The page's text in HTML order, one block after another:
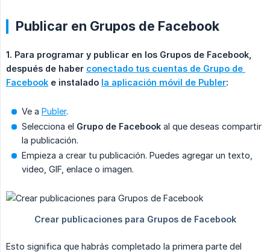
Publicar en Grupos de Facebook
1. Para programar y publicar en los Grupos de Facebook,
después de haber conectado tus cuentas de Grupo de
Facebook e instalado la aplicación móvil de Publer:
Ve a Publer.
Selecciona el Grupo de Facebook al que deseas compartir
la publicación.
Empieza a crear tu publicación. Puedes agregar un texto,
video, GIF, enlace o imagen.
Esto significa que habrás completado la primera parte del